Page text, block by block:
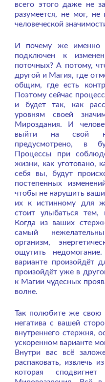
всего этого даже не
разумеется, не мог, не
человеческой
И почему же именно
подключен к
поточных? А потому,
другой и Магия, где
общим, где есть
Поэтому сейчас
и будет так, как
уровням своей
Мироздания. И
выйти на свой
предусмотрено, в
Процессы при
жизни, как уготовано,
себя вы, будут
постепенных
чтобы не нарушить
их к истинному для
стоит улыбаться тем,
Когда из ваших
самый
организм,
ощутить
варианте произойдёт
произойдёт уже в
к Магии чудесных
волне.
Так полюбите же свою
негатива с вашей
внутреннего стержня,
ускоренном варианте
Внутри вас всё
распаковать, извлечь
которая